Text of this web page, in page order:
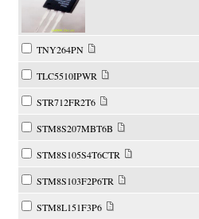
TNY264PN
TLC5510IPWR
STR712FR2T6
STM8S207MBT6B
STM8S105S4T6CTR
STM8S103F2P6TR
STM8L151F3P6